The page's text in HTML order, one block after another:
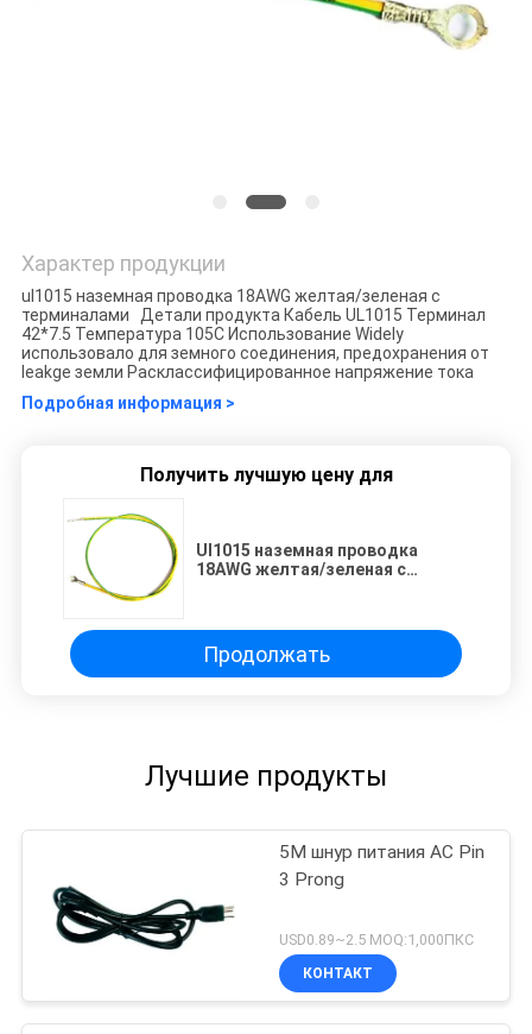
Характер продукции
ul1015 наземная проводка 18AWG желтая/зеленая с
терминалами Детали продукта Кабель UL1015 Терминал
42*7.5 Температура 105C Использование WideIy
использовало для земного соединения, предохранения от
leakge земли Расклассифицированное напряжение тока
Подробная информация >
Получить лучшую цену для
Ul1015 наземная проводка
18AWG желтая/зеленая с
Продолжать
Лучшие продукты
5M шнур питания AC Pin
3 Prong
USD0.89~2.5 MOQ:1,000ПКС
КОНТАКТ